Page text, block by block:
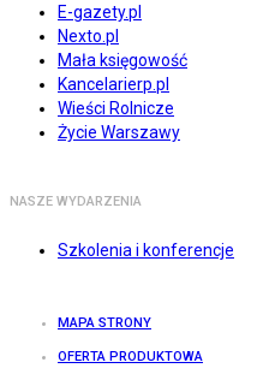
E-gazety.pl
Nexto.pl
Mała księgowość
Kancelarierp.pl
Wieści Rolnicze
Życie Warszawy
NASZE WYDARZENIA
Szkolenia i konferencje
MAPA STRONY
OFERTA PRODUKTOWA